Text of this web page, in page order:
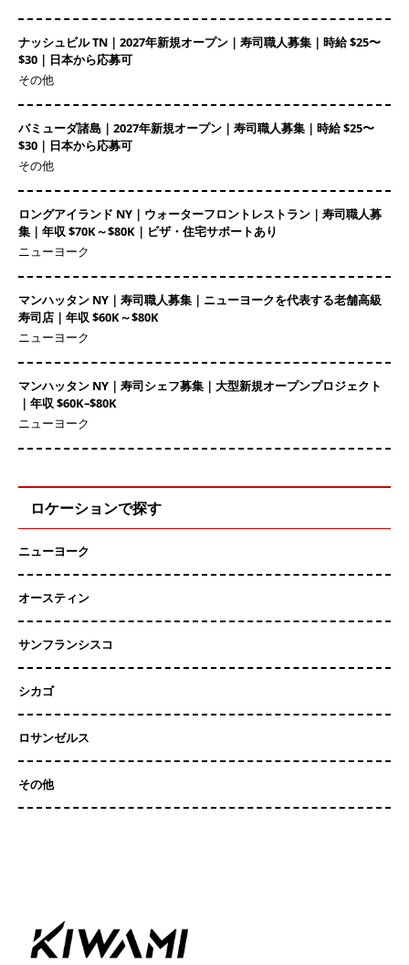
ナッシュビル TN｜2027年新規オープン｜寿司職人募集｜時給 $25〜
$30｜日本から応募可
その他
バミューダ諸島｜2027年新規オープン｜寿司職人募集｜時給 $25〜
$30｜日本から応募可
その他
ロングアイランド NY｜ウォーターフロントレストラン｜寿司職人募
集｜年収 $70K～$80K｜ビザ・住宅サポートあり
ニューヨーク
マンハッタン NY｜寿司職人募集｜ニューヨークを代表する老舗高級
寿司店｜年収 $60K～$80K
ニューヨーク
マンハッタン NY｜寿司シェフ募集｜大型新規オープンプロジェクト
｜年収 $60K–$80K
ニューヨーク
ロケーションで探す
ニューヨーク
オースティン
サンフランシスコ
シカゴ
ロサンゼルス
その他